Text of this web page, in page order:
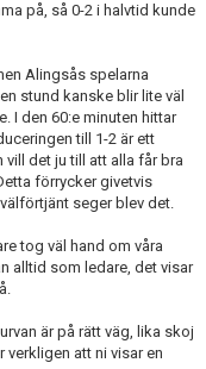
på, så 0-2 i halvtid kunde
Alingsås spelarna
stund kanske blir lite väl
I den 60:e minuten hittar
till 1-2 är ett
det ju till att alla får bra
förrycker givetvis
seger blev det.
tog väl hand om våra
alltid som ledare, det visar
är på rätt väg, lika skoj
verkligen att ni visar en